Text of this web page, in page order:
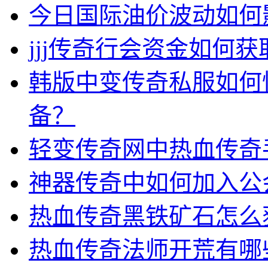
今日国际油价波动如
jjj传奇行会资金如何获
韩版中变传奇私服如
备？
轻变传奇网中热血传
神器传奇中如何加入公
热血传奇黑铁矿石怎
热血传奇法师开荒有